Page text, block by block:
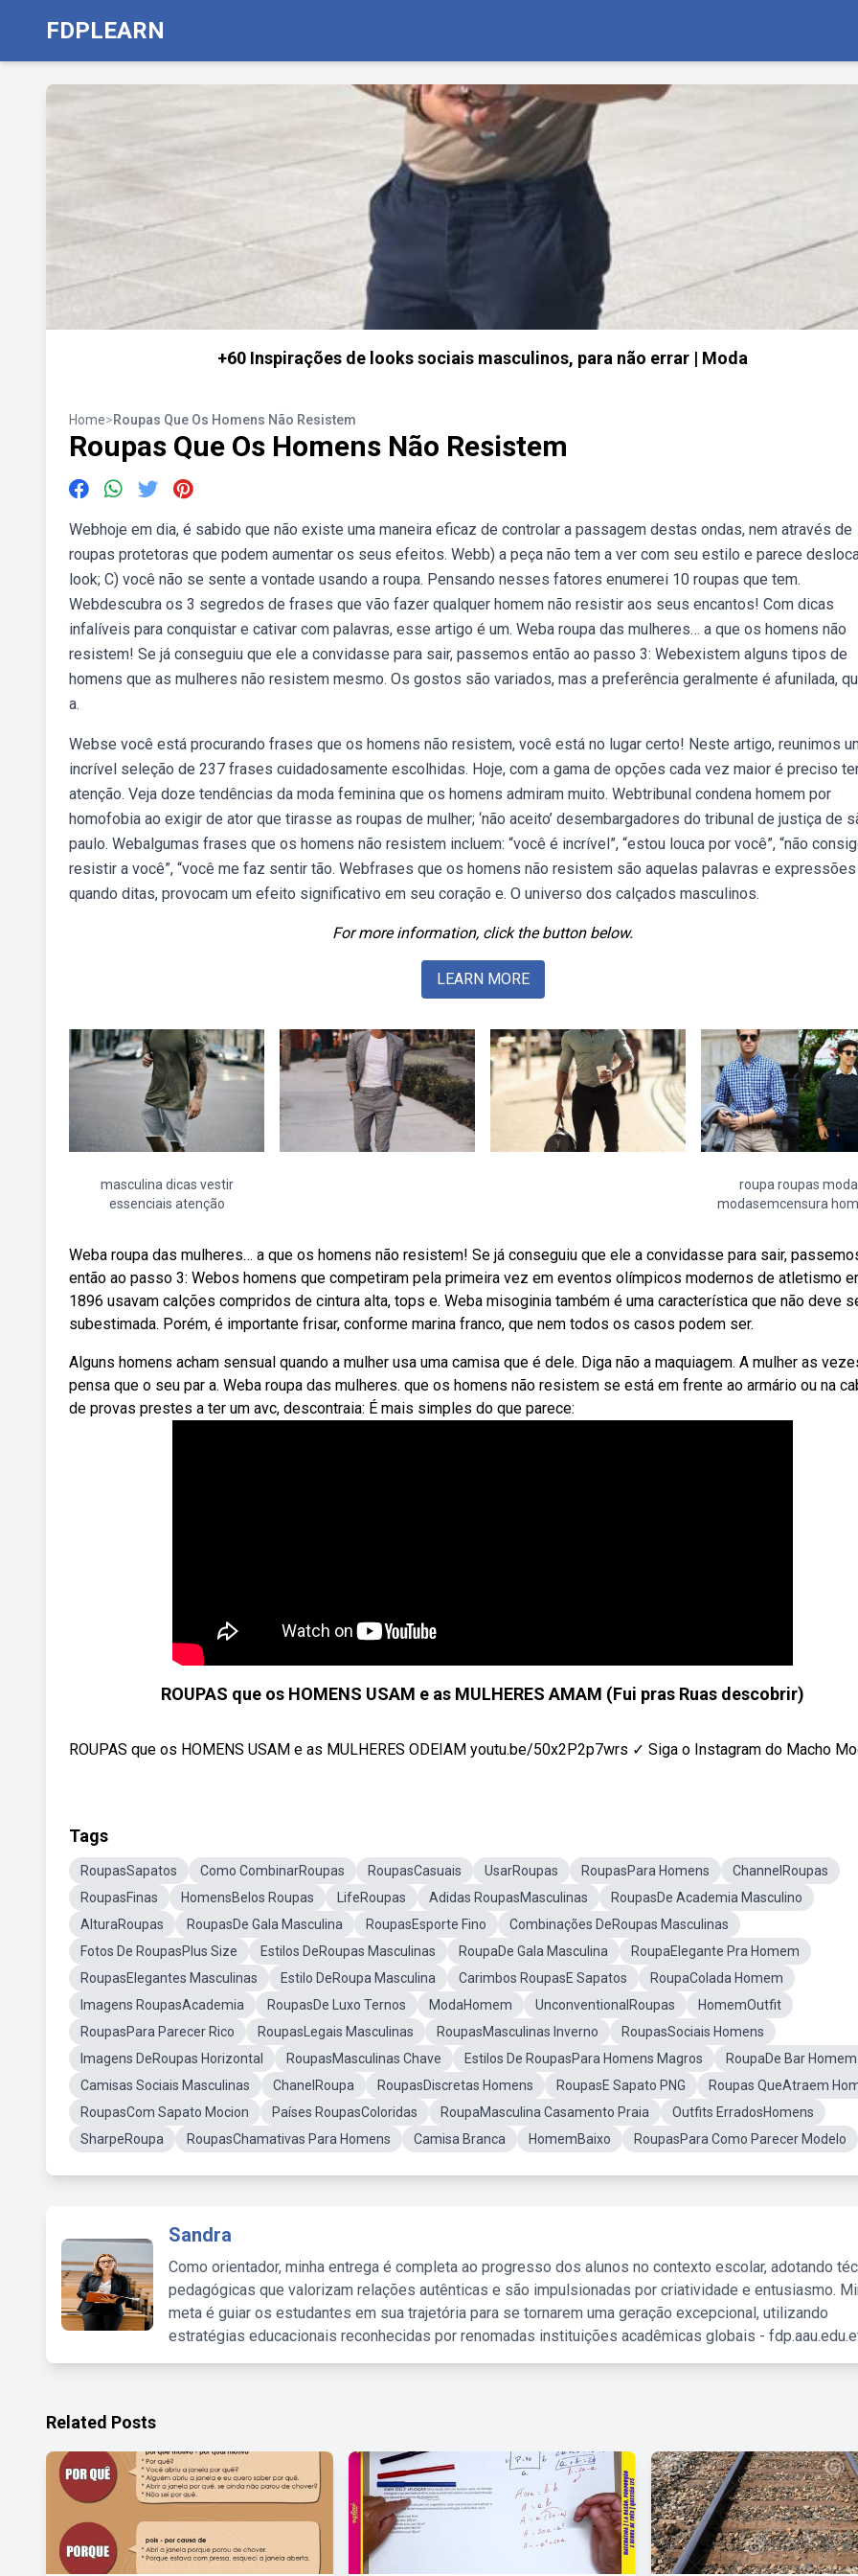
FDPLEARN
+60 Inspirações de looks sociais masculinos, para não errar | Moda
Home>Roupas Que Os Homens Não Resistem
Roupas Que Os Homens Não Resistem
Webhoje em dia, é sabido que não existe uma maneira eficaz de controlar a passagem destas ondas, nem através de
roupas protetoras que podem aumentar os seus efeitos. Webb) a peça não tem a ver com seu estilo e parece
look; C) você não se sente a vontade usando a roupa. Pensando nesses fatores enumerei 10 roupas que tem.
Webdescubra os 3 segredos de frases que vão fazer qualquer homem não resistir aos seus encantos! Com dicas
infalíveis para conquistar e cativar com palavras, esse artigo é um. Weba roupa das mulheres… a que os homens não
resistem! Se já conseguiu que ele a convidasse para sair, passemos então ao passo 3: Webexistem alguns tipos de
homens que as mulheres não resistem mesmo. Os gostos são variados, mas a preferência geralmente é afunilada,
a.
Webse você está procurando frases que os homens não resistem, você está no lugar certo! Neste artigo, reunimos
incrível seleção de 237 frases cuidadosamente escolhidas. Hoje, com a gama de opções cada vez maior é preciso
atenção. Veja doze tendências da moda feminina que os homens admiram muito. Webtribunal condena homem por
homofobia ao exigir de ator que tirasse as roupas de mulher; ‘não aceito’ desembargadores do tribunal de justiça de
paulo. Webalgumas frases que os homens não resistem incluem: “você é incrível”, “estou louca por você”, “não
resistir a você”, “você me faz sentir tão. Webfrases que os homens não resistem são aquelas palavras e expressões
quando ditas, provocam um efeito significativo em seu coração e. O universo dos calçados masculinos.
For more information, click the button below.
LEARN MORE
masculina dicas vestir
essenciais atenção
roupa roupas moda
modasemcensura
Weba roupa das mulheres… a que os homens não resistem! Se já conseguiu que ele a convidasse para sair,
então ao passo 3: Webos homens que competiram pela primeira vez em eventos olímpicos modernos de atletismo
1896 usavam calções compridos de cintura alta, tops e. Weba misoginia também é uma característica que não deve
subestimada. Porém, é importante frisar, conforme marina franco, que nem todos os casos podem ser.
Alguns homens acham sensual quando a mulher usa uma camisa que é dele. Diga não a maquiagem. A mulher as
pensa que o seu par a. Weba roupa das mulheres. que os homens não resistem se está em frente ao armário ou na
de provas prestes a ter um avc, descontraia: É mais simples do que parece:
ROUPAS que os HOMENS USAM e as MULHERES AMAM (Fui pras Ruas descobrir)
ROUPAS que os HOMENS USAM e as MULHERES ODEIAM youtu.be/50x2P2p7wrs ✓ Siga o Instagram do Macho
Tags
RoupasSapatos Como CombinarRoupas RoupasCasuais UsarRoupas RoupasPara Homens
ChannelRoupas
RoupasFinas
HomensBelos Roupas LifeRoupas Adidas RoupasMasculinas
RoupasDe Academia Masculino
AlturaRoupas
RoupasDe Gala Masculina RoupasEsporte Fino
Combinações DeRoupas Masculinas
Fotos De RoupasPlus Size
Estilos DeRoupas Masculinas RoupaDe Gala Masculina
RoupaElegante Pra Homem
RoupasElegantes Masculinas
Estilo DeRoupa Masculina Carimbos RoupasE Sapatos
RoupaColada Homem
Imagens RoupasAcademia
RoupasDe Luxo Ternos ModaHomem UnconventionalRoupas
HomemOutfit
RoupasPara Parecer Rico
RoupasLegais Masculinas RoupasMasculinas Inverno
RoupasSociais Homens
Imagens DeRoupas Horizontal
RoupasMasculinas Chave Estilos De RoupasPara Homens Magros
RoupaDe Bar Homem
Camisas Sociais Masculinas
ChanelRoupa RoupasDiscretas Homens RoupasE Sapato PNG
Roupas QueAtraem
RoupasCom Sapato Mocion
Países RoupasColoridas RoupaMasculina Casamento Praia
Outfits ErradosHomens
SharpeRoupa
RoupasChamativas Para Homens Camisa Branca HomemBaixo RoupasPara Como Parecer Modelo
Sandra
Como orientador, minha entrega é completa ao progresso dos alunos no contexto escolar, adotando
pedagógicas que valorizam relações autênticas e são impulsionadas por criatividade e entusiasmo.
meta é guiar os estudantes em sua trajetória para se tornarem uma geração excepcional, utilizando
estratégias educacionais reconhecidas por renomadas instituições acadêmicas globais -
Related Posts